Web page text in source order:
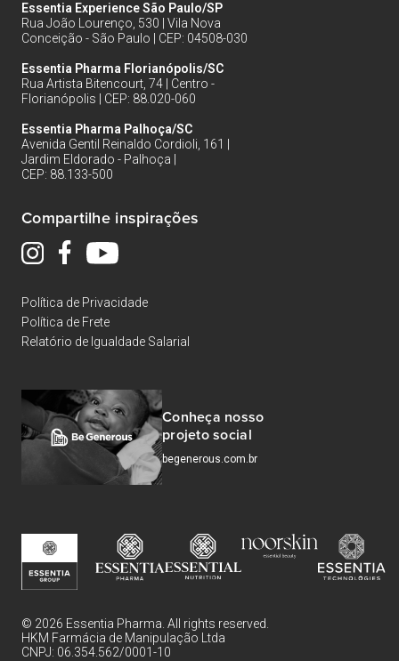
Essentia Experience São Paulo/SP
Rua João Lourenço, 530 | Vila Nova
Conceição - São Paulo | CEP: 04508-030
Essentia Pharma Florianópolis/SC
Rua Artista Bitencourt, 74 | Centro -
Florianópolis | CEP: 88.020-060
Essentia Pharma Palhoça/SC
Avenida Gentil Reinaldo Cordioli, 161 |
Jardim Eldorado - Palhoça |
CEP: 88.133-500
Compartilhe inspirações
Política de Privacidade
Política de Frete
Relatório de Igualdade Salarial
Conheça nosso
projeto social
begenerous.com.br
© 2026 Essentia Pharma. All rights reserved.
HKM Farmácia de Manipulação Ltda
CNPJ: 06.354.562/0001-10